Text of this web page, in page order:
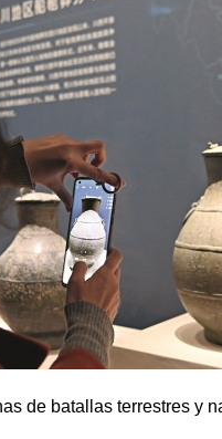
de batallas terrestres y